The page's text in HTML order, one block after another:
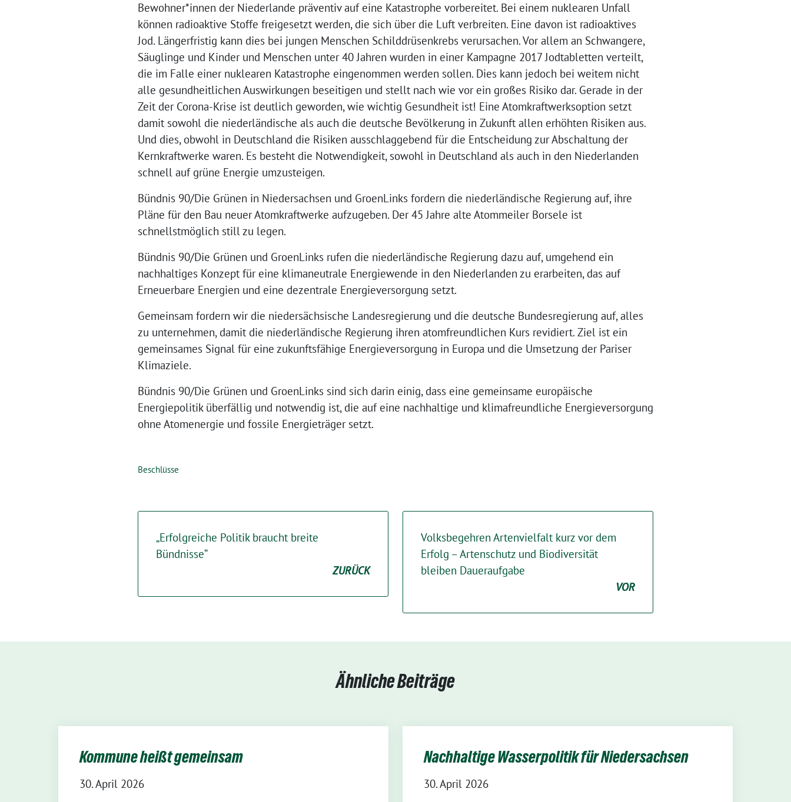
Bewohner*innen der Niederlande präventiv auf eine Katastrophe vorbereitet. Bei einem nuklearen Unfall
können radioaktive Stoffe freigesetzt werden, die sich über die Luft verbreiten. Eine davon ist radioaktives
Jod. Längerfristig kann dies bei jungen Menschen Schilddrüsenkrebs verursachen. Vor allem an Schwangere,
Säuglinge und Kinder und Menschen unter 40 Jahren wurden in einer Kampagne 2017 Jodtabletten verteilt,
die im Falle einer nuklearen Katastrophe eingenommen werden sollen. Dies kann jedoch bei weitem nicht
alle gesundheitlichen Auswirkungen beseitigen und stellt nach wie vor ein großes Risiko dar. Gerade in der
Zeit der Corona-Krise ist deutlich geworden, wie wichtig Gesundheit ist! Eine Atomkraftwerksoption setzt
damit sowohl die niederländische als auch die deutsche Bevölkerung in Zukunft allen erhöhten Risiken aus.
Und dies, obwohl in Deutschland die Risiken ausschlaggebend für die Entscheidung zur Abschaltung der
Kernkraftwerke waren. Es besteht die Notwendigkeit, sowohl in Deutschland als auch in den Niederlanden
schnell auf grüne Energie umzusteigen.
Bündnis 90/Die Grünen in Niedersachsen und GroenLinks fordern die niederländische Regierung auf, ihre
Pläne für den Bau neuer Atomkraftwerke aufzugeben. Der 45 Jahre alte Atommeiler Borsele ist
schnellstmöglich still zu legen.
Bündnis 90/Die Grünen und GroenLinks rufen die niederländische Regierung dazu auf, umgehend ein
nachhaltiges Konzept für eine klimaneutrale Energiewende in den Niederlanden zu erarbeiten, das auf
Erneuerbare Energien und eine dezentrale Energieversorgung setzt.
Gemeinsam fordern wir die niedersächsische Landesregierung und die deutsche Bundesregierung auf, alles
zu unternehmen, damit die niederländische Regierung ihren atomfreundlichen Kurs revidiert. Ziel ist ein
gemeinsames Signal für eine zukunftsfähige Energieversorgung in Europa und die Umsetzung der Pariser
Klimaziele.
Bündnis 90/Die Grünen und GroenLinks sind sich darin einig, dass eine gemeinsame europäische
Energiepolitik überfällig und notwendig ist, die auf eine nachhaltige und klimafreundliche Energieversorgung
ohne Atomenergie und fossile Energieträger setzt.
Beschlüsse
„Erfolgreiche Politik braucht breite
Bündnisse“
ZURÜCK
Volksbegehren Artenvielfalt kurz vor dem
Erfolg – Artenschutz und Biodiversität
bleiben Daueraufgabe
VOR
Ähnliche Beiträge
Kommune heißt gemeinsam
30. April 2026
Nachhaltige Wasserpolitik für Niedersachsen
30. April 2026